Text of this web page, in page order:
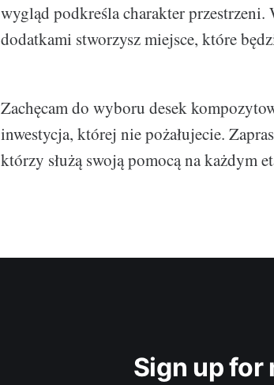
wygląd podkreśla charakter
dodatkami stworzysz miejsce, które
Zachęcam do wyboru desek
inwestycja, której nie pożałujecie.
którzy służą swoją pomocą na każdym
Sign up for